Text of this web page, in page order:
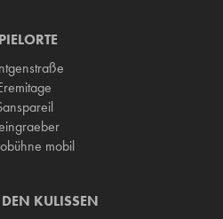
mobil
KULISSEN